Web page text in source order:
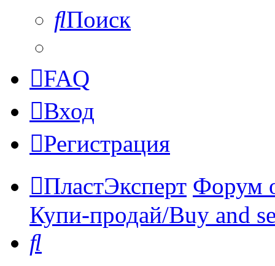
Поиск
FAQ
Вход
Регистрация
ПластЭксперт Форум
Купи-продай/Buy and